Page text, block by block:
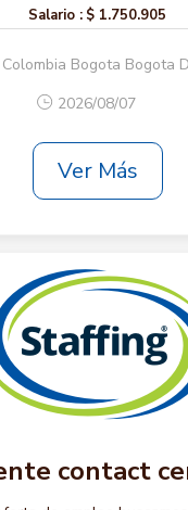
Salario : $ 1.750.905
Colombia Bogota Bogota
2026/08/07
Ver Más
contact